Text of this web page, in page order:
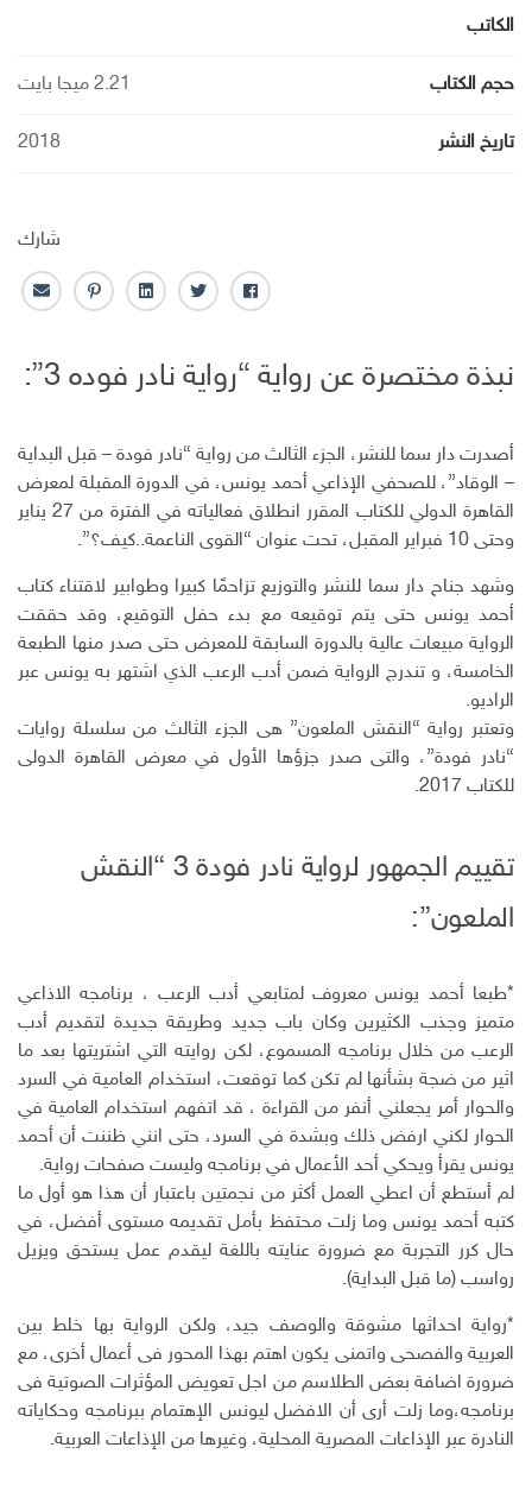
الكاتب
حجم الكتاب 2.21 ميجا بايت
تاريخ النشر 2018
شارك
ف
س
ك
ت
ت
ل
ك
ا
ن
ب
ر
ا
ر
ا
ل
ل
ت
و
ن
ي
نبذة مختصرة عن رواية “رواية نادر فوده 3”:
أصدرت دار سما للنشر، الجزء الثالث من رواية “نادر فودة – قبل البداية
– الوقاد”، للصحفي الإذاعي أحمد يونس، في الدورة المقبلة لمعرض
القاهرة الدولي للكتاب المقرر انطلاق فعالياته في الفترة من 27 يناير
وحتى 10 فبراير المقبل، تحت عنوان “القوى الناعمة..كيف؟”.
وشهد جناح دار سما للنشر والتوزيع تزاحمًا كبيرا وطوابير لاقتناء كتاب
أحمد يونس حتى يتم توقيعه مع بدء حفل التوقيع، وقد حققت
الرواية مبيعات عالية بالدورة السابقة للمعرض حتى صدر منها الطبعة
الخامسة، و تندرج الرواية ضمن أدب الرعب الذي اشتهر به يونس عبر
الراديو.
وتعتبر رواية “النقش الملعون” هى الجزء الثالث من سلسلة روايات
“نادر فودة”، والتى صدر جزؤها الأول في معرض القاهرة الدولى
للكتاب 2017.
تقييم الجمهور لرواية نادر فودة 3 “النقش
الملعون”:
*طبعا أحمد يونس معروف لمتابعي أدب الرعب ، برنامجه الاذاعي
متميز وجذب الكثيرين وكان باب جديد وطريقة جديدة لتقديم أدب
الرعب من خلال برنامجه المسموع، لكن روايته التي اشتريتها بعد ما
اثير من ضجة بشأنها لم تكن كما توقعت، استخدام العامية في السرد
والحوار أمر يجعلني أنفر من القراءة ، قد اتفهم استخدام العامية في
الحوار لكني ارفض ذلك وبشدة في السرد، حتى انني ظننت أن أحمد
يونس يقرأ ويحكي أحد الأعمال في برنامجه وليست صفحات رواية.
لم أستطع أن اعطي العمل أكثر من نجمتين باعتبار أن هذا هو أول ما
كتبه أحمد يونس وما زلت محتفظ بأمل تقديمه مستوى أفضل، في
حال كرر التجربة مع ضرورة عنايته باللغة ليقدم عمل يستحق ويزيل
رواسب (ما قبل البداية).
*رواية احداثها مشوقة والوصف جيد، ولكن الرواية بها خلط بين
العربية والفصحى واتمنى يكون اهتم بهذا المحور فى أعمال أخرى، مع
ضرورة اضافة بعض الطلاسم من اجل تعويض المؤثرات الصوتية فى
برنامجه،وما زلت أرى أن الافضل ليونس الإهتمام ببرنامجه وحكاياته
النادرة عبر الإذاعات المصرية المحلية، وغيرها من الإذاعات العربية.